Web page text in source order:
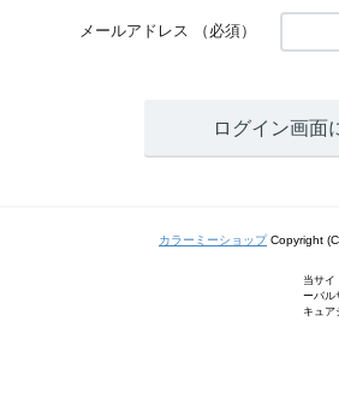
メールアドレス （必須）
ログイン画面
カラーミーショップCopyright
当サイ
ーバル
キュア